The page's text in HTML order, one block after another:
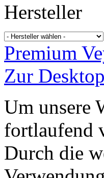
Hersteller
Premium
Zur
Um unsere
fortlaufend
Durch die